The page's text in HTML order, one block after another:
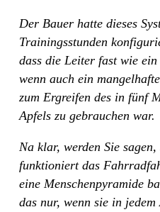
Der Bauer hatte dieses
Trainingsstunden
dass die Leiter fast wie
wenn auch ein
zum Ergreifen des in fünf
Apfels zu gebrauchen war.
Na klar, werden Sie
funktioniert das
eine Menschenpyramide
das nur, wenn sie in